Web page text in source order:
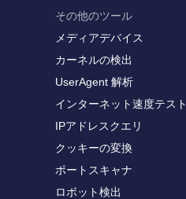
その他のツール
メディアデバイス
カーネルの検出
UserAgent 解析
インターネット速度テスト
IPアドレスクエリ
クッキーの変換
ポートスキャナ
ロボット検出